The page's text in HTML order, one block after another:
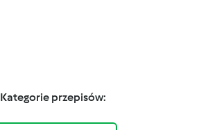
Kategorie przepisów: